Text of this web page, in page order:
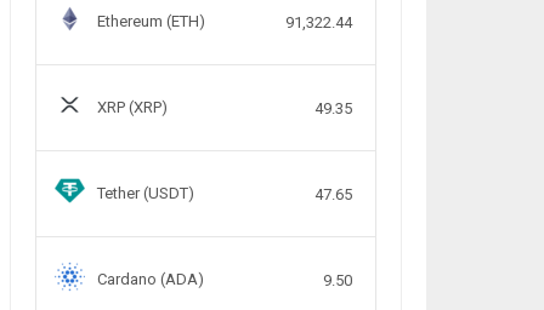
Ethereum (ETH) 91,322.44
XRP (XRP) 49.35
Tether (USDT) 47.65
Cardano (ADA) 9.50